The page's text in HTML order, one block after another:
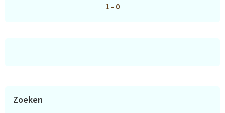
1 - 0
Zoeken